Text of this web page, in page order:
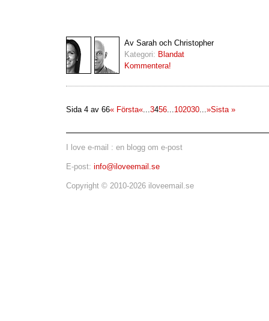
Av Sarah och Christopher
Kategori: Blandat
Kommentera!
Sida 4 av 66« Första«...3456...102030...»Sista »
I love e-mail : en blogg om e-post
E-post: info@iloveemail.se
Copyright © 2010-2026 iloveemail.se